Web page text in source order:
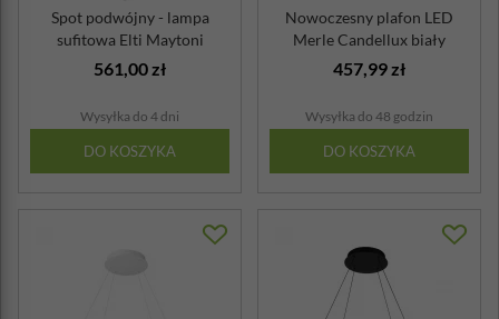
Spot podwójny - lampa
sufitowa Elti Maytoni
Technical
561,00 zł
Wysyłka do 4 dni
DO KOSZYKA
Nowoczesny plafon LED
Merle Candellux biały
457,99 zł
Wysyłka do 48 godzin
DO KOSZYKA